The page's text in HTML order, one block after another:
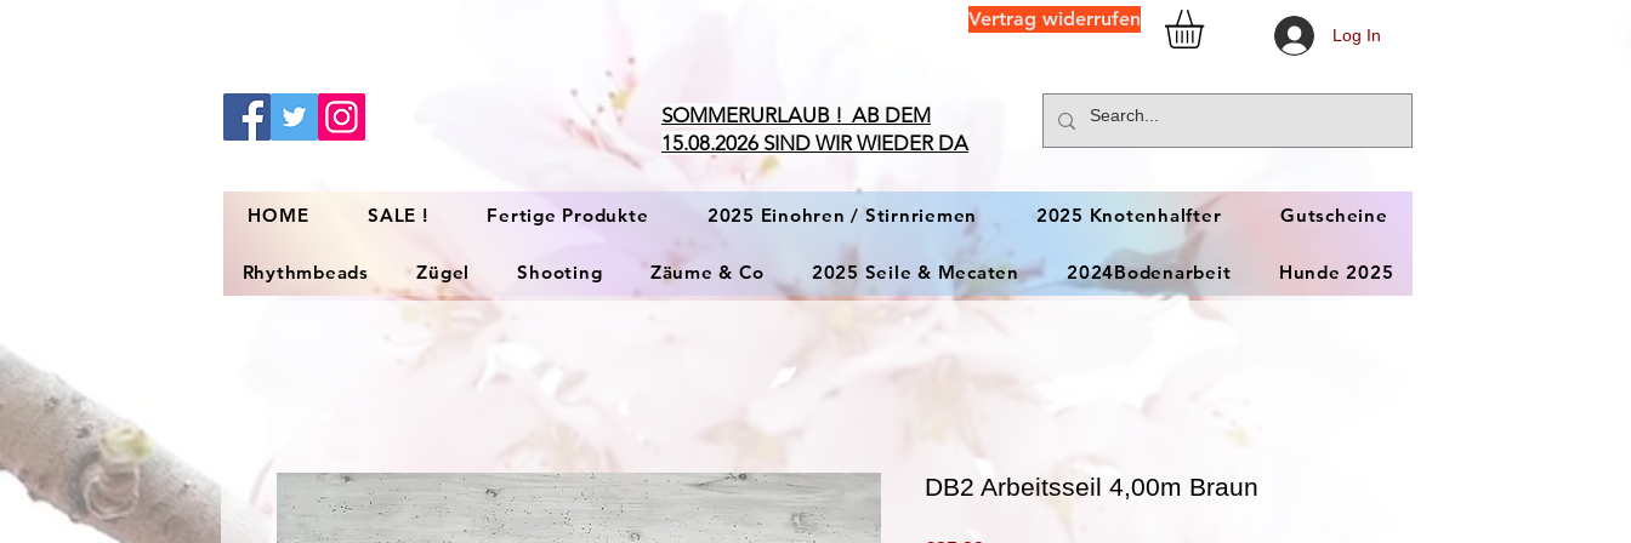
Vertrag widerrufen
Log In
​SOMMERURLAUB ! AB DEM
15.08.2026 SIND WIR WIEDER DA
HOME SALE ! Fertige Produkte 2025 Einohren / Stirnriemen 2025 Knotenhalfter Gutscheine
Rhythmbeads Zügel Shooting Zäume & Co 2025 Seile & Mecaten 2024Bodenarbeit Hunde 2025
DB2 Arbeitsseil 4,00m Braun